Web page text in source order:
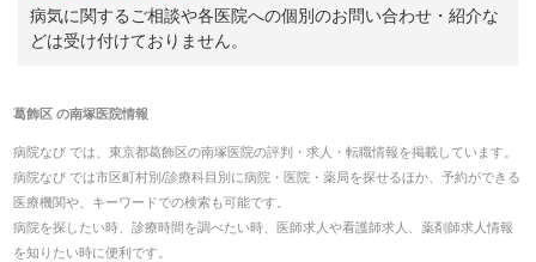
病気に関するご相談や各医院への個別のお問い合わせ・紹介な
どは受け付けておりません。
葛飾区 の南塚医院情報
病院なび では、 東京都葛飾区の南塚医院の評判・求人・転職情報を掲載しています。
病院なび では市区町村別/診療科目別に病院・医院・薬局を探せるほか、予約ができる
医療機関や、キーワードでの検索も可能です。
病院を探したい時、診療時間を調べたい時、医師求人や看護師求人、薬剤師求人情報
を知りたい時に便利です。